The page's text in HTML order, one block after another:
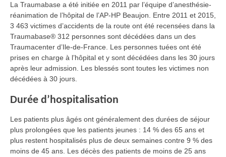
La Traumabase a été initiée en 2011 par l’équipe d’anesthésie-
réanimation de l’hôpital de l’AP-HP Beaujon. Entre 2011 et 2015,
3 463 victimes d’accidents de la route ont été recensées dans la
Traumabase® 312 personnes sont décédées dans un des
Traumacenter d’Ile-de-France. Les personnes tuées ont été
prises en charge à l’hôpital et y sont décédées dans les 30 jours
après leur admission. Les blessés sont toutes les victimes non
décédées à 30 jours.
Durée d’hospitalisation
Les patients plus âgés ont généralement des durées de séjour
plus prolongées que les patients jeunes : 14 % des 65 ans et
plus restent hospitalisés plus de deux semaines contre 9 % des
moins de 45 ans. Les décès des patients de moins de 25 ans